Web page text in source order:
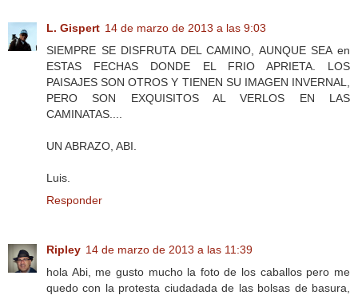
L. Gispert 14 de marzo de 2013 a las 9:03
SIEMPRE SE DISFRUTA DEL CAMINO, AUNQUE SEA en
ESTAS FECHAS DONDE EL FRIO APRIETA. LOS
PAISAJES SON OTROS Y TIENEN SU IMAGEN INVERNAL,
PERO SON EXQUISITOS AL VERLOS EN LAS
CAMINATAS....
UN ABRAZO, ABI.
Luis.
Responder
Ripley 14 de marzo de 2013 a las 11:39
hola Abi, me gusto mucho la foto de los caballos pero me
quedo con la protesta ciudadada de las bolsas de basura,